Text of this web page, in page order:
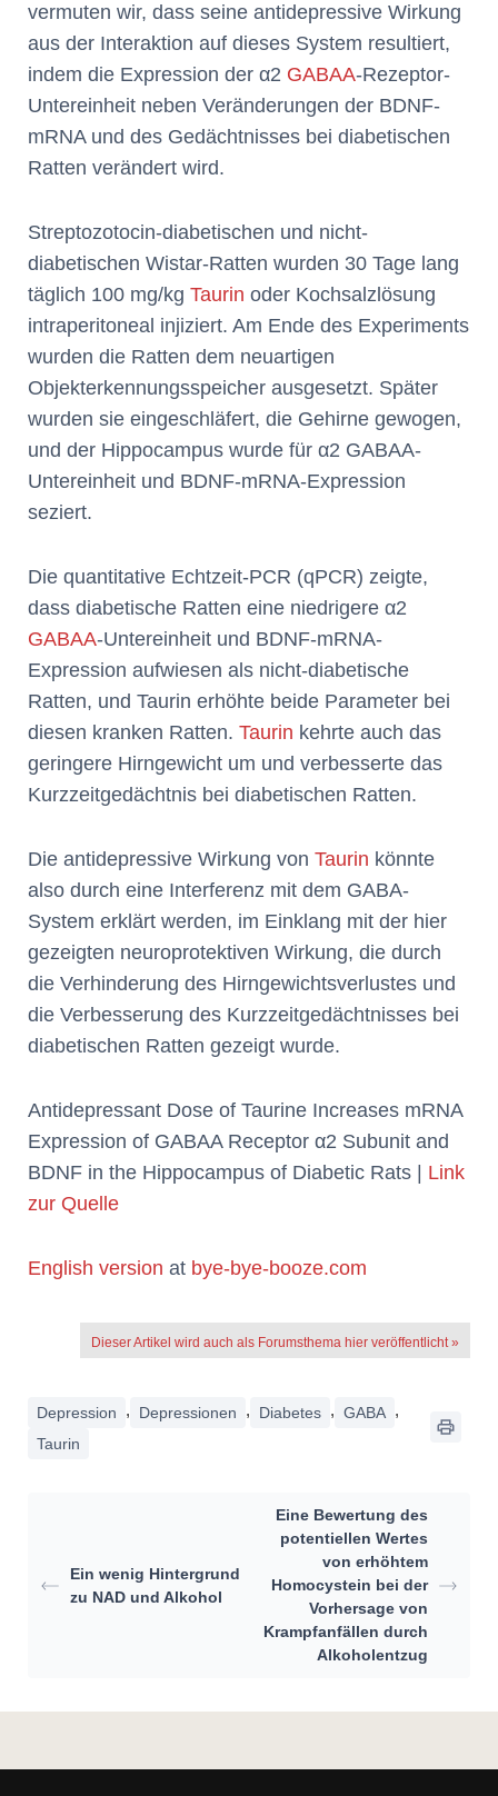
vermuten wir, dass seine antidepressive Wirkung
aus der Interaktion auf dieses System resultiert,
indem die Expression der α2 GABAA-Rezeptor-
Untereinheit neben Veränderungen der BDNF-
mRNA und des Gedächtnisses bei diabetischen
Ratten verändert wird.
Streptozotocin-diabetischen und nicht-
diabetischen Wistar-Ratten wurden 30 Tage lang
täglich 100 mg/kg Taurin oder Kochsalzlösung
intraperitoneal injiziert. Am Ende des Experiments
wurden die Ratten dem neuartigen
Objekterkennungsspeicher ausgesetzt. Später
wurden sie eingeschläfert, die Gehirne gewogen,
und der Hippocampus wurde für α2 GABAA-
Untereinheit und BDNF-mRNA-Expression
seziert.
Die quantitative Echtzeit-PCR (qPCR) zeigte,
dass diabetische Ratten eine niedrigere α2
GABAA-Untereinheit und BDNF-mRNA-
Expression aufwiesen als nicht-diabetische
Ratten, und Taurin erhöhte beide Parameter bei
diesen kranken Ratten. Taurin kehrte auch das
geringere Hirngewicht um und verbesserte das
Kurzzeitgedächtnis bei diabetischen Ratten.
Die antidepressive Wirkung von Taurin könnte
also durch eine Interferenz mit dem GABA-
System erklärt werden, im Einklang mit der hier
gezeigten neuroprotektiven Wirkung, die durch
die Verhinderung des Hirngewichtsverlustes und
die Verbesserung des Kurzzeitgedächtnisses bei
diabetischen Ratten gezeigt wurde.
Antidepressant Dose of Taurine Increases mRNA
Expression of GABAA Receptor α2 Subunit and
BDNF in the Hippocampus of Diabetic Rats | Link
zur Quelle
English version at bye-bye-booze.com
Dieser Artikel wird auch als Forumsthema hier veröffentlicht »
Depression , Depressionen , Diabetes , GABA ,
Taurin
Ein wenig Hintergrund
zu NAD und Alkohol
Eine Bewertung des
potentiellen Wertes
von erhöhtem
Homocystein bei der
Vorhersage von
Krampfanfällen durch
Alkoholentzug